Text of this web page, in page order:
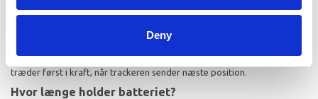
Deny
Hvordan vælger jeg sporingsprofil?
Når du opretter din tracker i appen, vælger du den ønskede profil — fx
længere batterilevetid. Du kan ændre profil senere, men ændringen
træder først i kraft, når trackeren sender næste position.
Hvor længe holder batteriet?